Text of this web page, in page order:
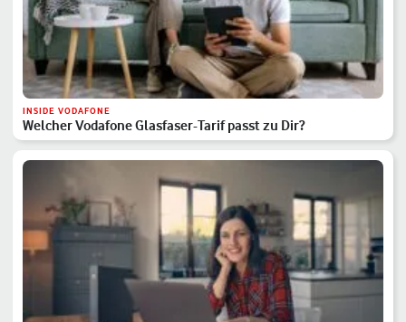
INSIDE VODAFONE
Welcher Vodafone Glasfaser-Tarif passt zu Dir?